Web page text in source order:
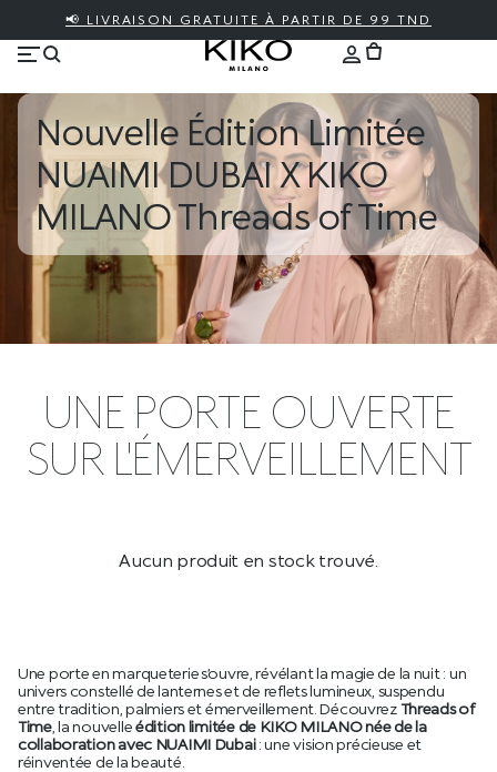
📢 LIVRAISON GRATUITE À PARTIR DE 99 TND
Nouvelle Édition Limitée
NUAIMI DUBAI X KIKO
MILANO Threads of Time
UNE PORTE OUVERTE
SUR L'ÉMERVEILLEMENT
Aucun produit en stock trouvé.
Une porte en marqueterie s’ouvre, révélant la magie de la nuit : un
univers constellé de lanternes et de reflets lumineux, suspendu
entre tradition, palmiers et émerveillement. DécouvrezThreads of
Time, la nouvelleédition limitée de KIKO MILANO née de la
collaboration avec NUAIMI Dubai: une vision précieuse et
réinventée de la beauté.